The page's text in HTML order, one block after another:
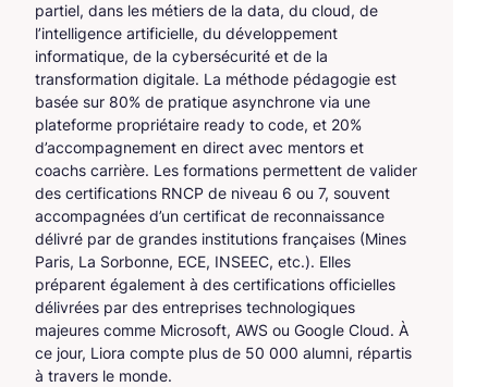
partiel, dans les métiers de la data, du cloud, de
l’intelligence artificielle, du développement
informatique, de la cybersécurité et de la
transformation digitale. La méthode pédagogie est
basée sur 80% de pratique asynchrone via une
plateforme propriétaire ready to code, et 20%
d’accompagnement en direct avec mentors et
coachs carrière. Les formations permettent de valider
des certifications RNCP de niveau 6 ou 7, souvent
accompagnées d’un certificat de reconnaissance
délivré par de grandes institutions françaises (Mines
Paris, La Sorbonne, ECE, INSEEC, etc.). Elles
préparent également à des certifications officielles
délivrées par des entreprises technologiques
majeures comme Microsoft, AWS ou Google Cloud. À
ce jour, Liora compte plus de 50 000 alumni, répartis
à travers le monde.